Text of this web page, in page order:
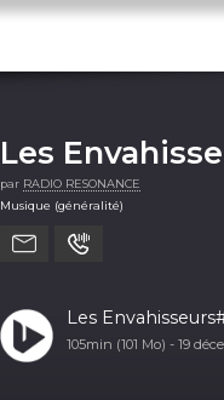
Les
par RADIO RESONANCE
Musique (généralité)
Les
105min (101 Mo) - 19